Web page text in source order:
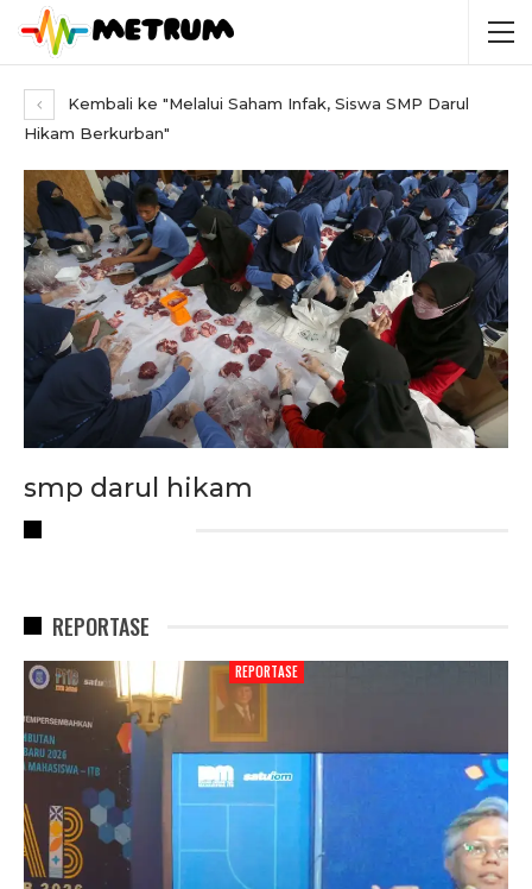
Kembali ke "Melalui Saham Infak, Siswa SMP Darul
Hikam Berkurban"
smp darul hikam
REPORTASE
REPORTASE